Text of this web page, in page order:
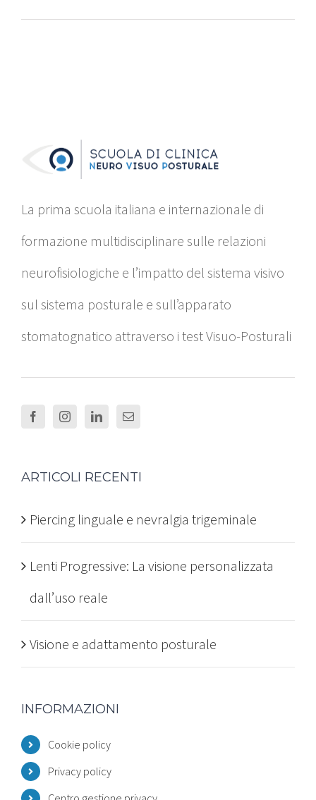
La prima scuola italiana e internazionale di
formazione multidisciplinare sulle relazioni
neurofisiologiche e l’impatto del sistema visivo
sul sistema posturale e sull’apparato
stomatognatico attraverso i test Visuo-Posturali
ARTICOLI RECENTI
Piercing linguale e nevralgia trigeminale
Lenti Progressive: La visione personalizzata
dall’uso reale
Visione e adattamento posturale
INFORMAZIONI
Cookie policy
Privacy policy